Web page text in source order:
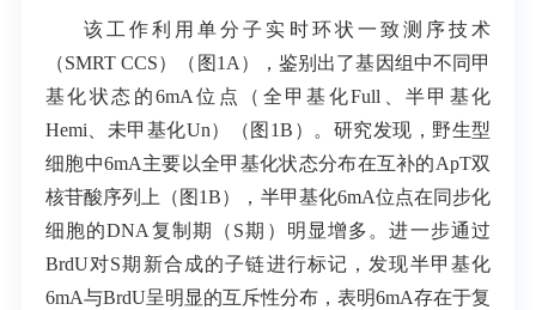
该工作利用单分子实时环状一致测序技术
（SMRT CCS）（图1A），鉴别出了基因组中不同甲
基化状态的6mA 位点（全甲基化Full 、半甲基化
Hemi 、未甲基化Un）（图1B）。研究发现，野生型
细胞中6mA主要以全甲基化状态分布在互补的ApT双
核苷酸序列上（图1B），半甲基化6mA位点在同步化
细胞的DNA 复制期（S期）明显增多。进一步通过
BrdU对S期新合成的子链进行标记，发现半甲基化
6mA与BrdU呈明显的互斥性分布，表明6mA存在于复